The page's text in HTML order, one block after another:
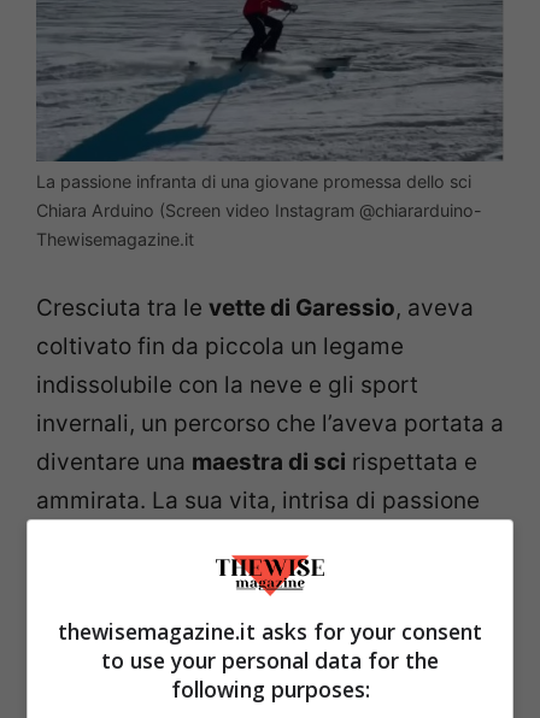
La passione infranta di una giovane promessa dello sci
Chiara Arduino (Screen video Instagram @chiararduino-
Thewisemagazine.it
Cresciuta tra le vette di Garessio, aveva
coltivato fin da piccola un legame
indissolubile con la neve e gli sport
invernali, un percorso che l’aveva portata a
diventare una maestra di sci rispettata e
ammirata. La sua vita, intrisa di passione
bellezza e alla sfida delle altezze,
cime e alla trasmissione della sua
passione ai giovani allievi. La scomparsa
thewisemagazine.it asks for your consent
to use your personal data for the
following purposes: